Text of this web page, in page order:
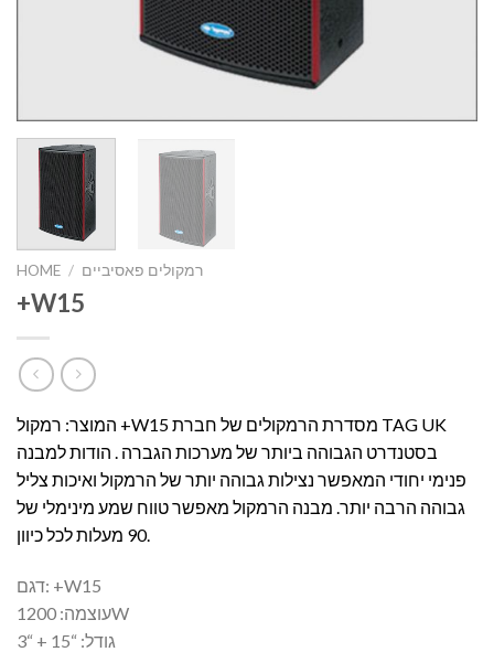
HOME / רמקולים פאסיביים
+W15
המוצר: רמקול +W15 מסדרת הרמקולים של חברת TAG UK
בסטנדרט הגבוהה ביותר של מערכות הגברה . הודות למבנה
פנימי יחודי המאפשר נצילות גבוהה יותר של הרמקול ואיכות צליל
גבוהה הרבה יותר. מבנה הרמקול מאפשר טווח שמע מינימלי של
90 מעלות לכל כיוון.
דגם: +W15
עוצמה: 1200W
גודל: “15 + “3